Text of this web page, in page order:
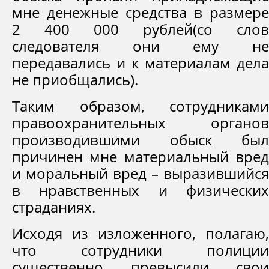
мне денежные средства в размере
2 400 000 рублей(со слов
следователя они ему не
передавались и к материалам дела
не приобщались).
Таким образом, сотрудниками
правоохранительных органов
производившими обыск был
причинен мне материальный вред
и моральный вред – выразившийся
в нравственных и физических
страданиях.
Исходя из изложенного, полагаю,
что сотрудники полиции